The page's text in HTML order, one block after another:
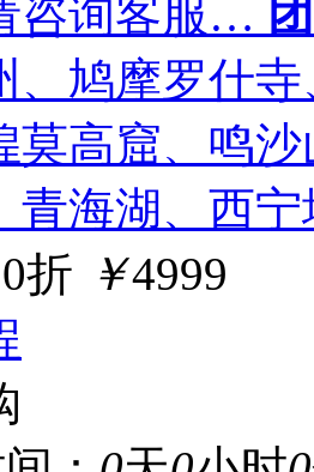
咨询客服…
、鸠摩罗什
莫高窟、鸣
青海湖、西
折 ￥4999